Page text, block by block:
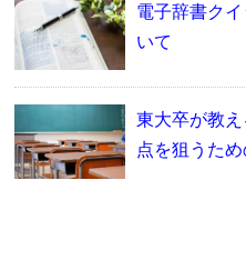
電子辞書ク
いて
東大卒が教
点を狙うた